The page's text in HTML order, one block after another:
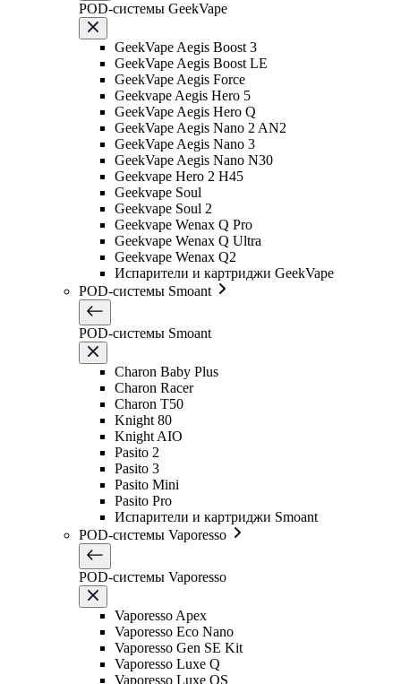
POD-системы GeekVape
GeekVape Aegis Boost 3
GeekVape Aegis Boost LE
GeekVape Aegis Force
Geekvape Aegis Hero 5
GeekVape Aegis Hero Q
GeekVape Aegis Nano 2 AN2
GeekVape Aegis Nano 3
GeekVape Aegis Nano N30
Geekvape Hero 2 H45
Geekvape Soul
Geekvape Soul 2
Geekvape Wenax Q Pro
Geekvape Wenax Q Ultra
Geekvape Wenax Q2
Испарители и картриджи GeekVape
POD-системы Smoant
POD-системы Smoant
Charon Baby Plus
Charon Racer
Charon T50
Knight 80
Knight AIO
Pasito 2
Pasito 3
Pasito Mini
Pasito Pro
Испарители и картриджи Smoant
POD-системы Vaporesso
POD-системы Vaporesso
Vaporesso Apex
Vaporesso Eco Nano
Vaporesso Gen SE Kit
Vaporesso Luxe Q
Vaporesso Luxe QS